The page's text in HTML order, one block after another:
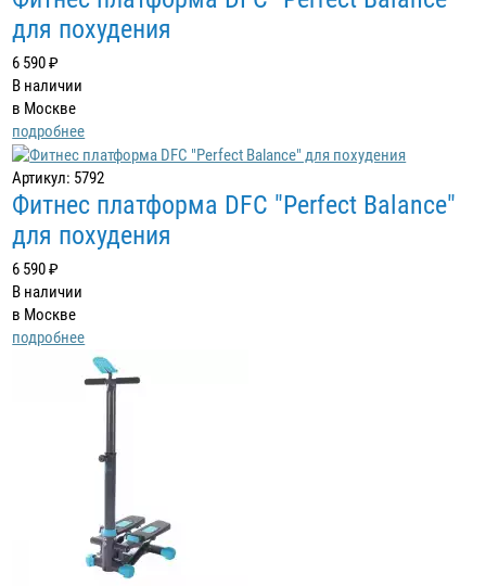
для похудения
6 590 ₽
В наличии
в Москве
подробнее
Артикул: 5792
Фитнес платформа DFC "Perfect Balance"
для похудения
6 590 ₽
В наличии
в Москве
подробнее